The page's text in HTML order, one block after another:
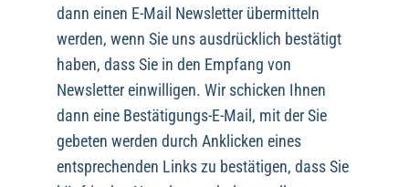
dann einen E-Mail Newsletter übermitteln
werden, wenn Sie uns ausdrücklich bestätigt
haben, dass Sie in den Empfang von
Newsletter einwilligen. Wir schicken Ihnen
dann eine Bestätigungs-E-Mail, mit der Sie
gebeten werden durch Anklicken eines
entsprechenden Links zu bestätigen, dass Sie